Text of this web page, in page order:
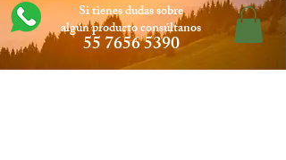
Si tienes dudas sobre
algún productoconsúltanos
55 7656 5390